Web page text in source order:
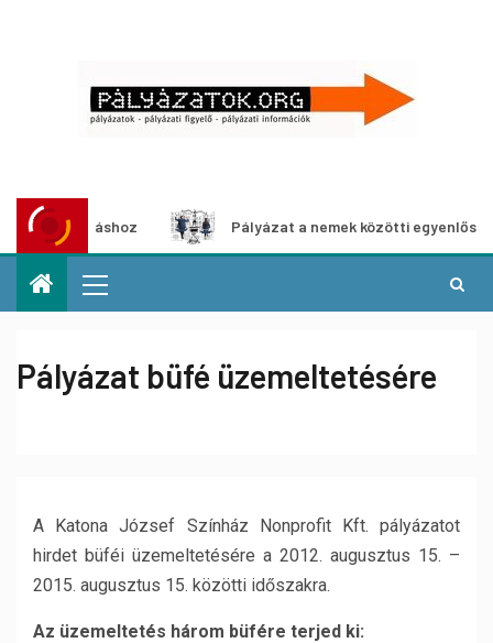
Pályázat a nemek közötti egyenlőség
Pályázat büfé üzemeltetésére
A Katona József Színház Nonprofit Kft. pályázatot
hirdet büféi üzemeltetésére a 2012. augusztus 15. –
2015. augusztus 15. közötti időszakra.
Az üzemeltetés három büfére terjed ki: